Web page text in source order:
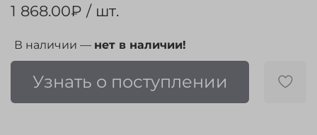
1 868.00₽ / шт.
В наличии — нет в наличии!
Узнать о поступлении